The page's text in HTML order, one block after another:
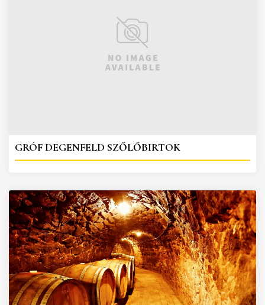
GRÓF DEGENFELD SZŐLŐBIRTOK